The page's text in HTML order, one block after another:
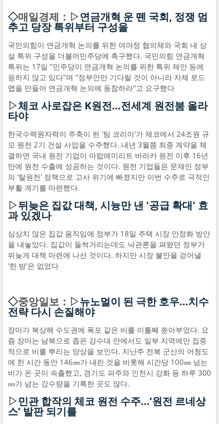
◇매일경제：▷연금개혁 운 뗀 국회, 정쟁 멈
추고 당장 특위부터 구성을
국민의힘이 연금개혁 논의를 위한 여야정 협의체와 국회 내 상
설 특위 구성을 더불어민주당에 촉구했다. 국민의힘 연금개혁
특위는 17일 "민주당이 연금개혁 논의를 위한 특위 제안 등에
응하지 않고 있다"며 "정부안만 기다릴 것이 아니라 자체 로드
맵을 만들어 연금개혁 논의에 동참하라"고 요구했다
▷체코 사로잡은 K원전…전세계 원전붐 올라
타야
한국수력원자력이 주축이 된 '팀 코리아'가 체코에서 24조원 규
모 원전 2기 건설 사업을 수주했다. 내년 3월쯤 최종 계약을 체
결하면 국내 원전 기업이 아랍에미리트 바라카 원전 이후 16년
만에 원전 수출에 성공하는 것이다. 원전 기업들은 문재인 정부
의 '탈원전' 정책으로 고사 위기에 빠졌지만 이번 수주로 극적인
부활 계기를 마련했다.
▷뒤늦은 집값 대책, 시늉만 낸 '공급 확대' 효
과 있겠나
심상치 않은 집값 움직임에 정부가 18일 주택 시장 안정화 방안
을 내놓았다. 집값이 들썩거리는데도 낙관론을 펴왔던 정부가
뒤늦게 대책 마련에 나선 것이다. 하지만 시장 불안을 걷어낼
'한 방'은 없었다
◇중앙일보：▷뉴노멀이 된 극한 호우…치수
전략 다시 손질해야
장마가 북상해 수도권에 폭포 같은 비를 이틀째 쏟아부었다. 요
즘 장마는 남북으로 좁은 강수대 안에서도 일부 지역에만 집중
적으로 비를 뿌리는 양상을 보인다. 지난주 전북 군산의 어청도
에 한 시간 동안 146㎜가 내린 것을 비롯해 시간당 100㎜ 넘는
비가 온 곳이 속출했고, 경기도 파주와 인천시 강화 등 하루 300
㎜가 넘는 강수량을 기록한 곳도 많다.
▷민관 합작의 체코 원전 수주…‘원전 르네상
스’ 발판 되기를